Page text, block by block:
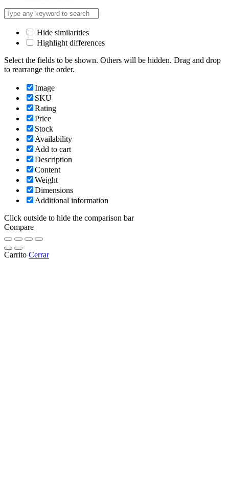
Hide similarities
Highlight differences
Select the fields to be shown. Others will be hidden. Drag and drop
to rearrange the order.
Image
SKU
Rating
Price
Stock
Availability
Add to cart
Description
Content
Weight
Dimensions
Additional information
Click outside to hide the comparison bar
Compare
Carrito Cerrar